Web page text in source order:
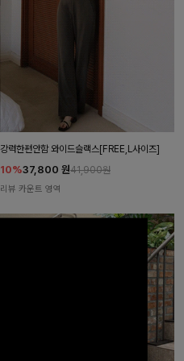
강력한편안함 와이드슬랙스[FREE,L사이즈]
10%37,800 원41,900원
리뷰 카운트 영역